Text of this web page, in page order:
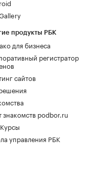
продукты РБК
для бизнеса
регистратор
сайтов
знакомств podbor.ru
управления РБК